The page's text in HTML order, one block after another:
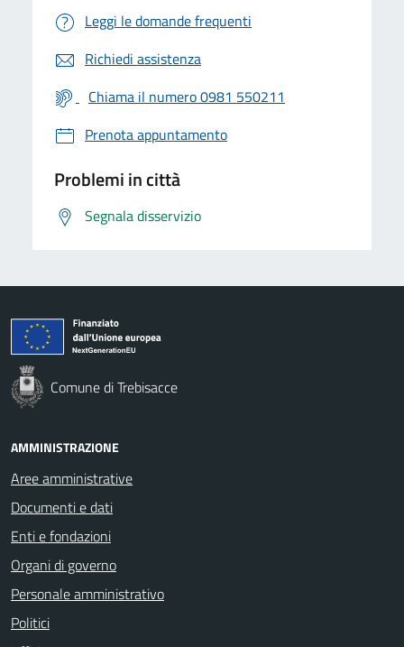
Leggi le domande frequenti
Richiedi assistenza
Chiama il numero 0981 550211
Prenota appuntamento
Problemi in città
Segnala disservizio
Comune di Trebisacce
AMMINISTRAZIONE
Aree amministrative
Documenti e dati
Enti e fondazioni
Organi di governo
Personale amministrativo
Politici